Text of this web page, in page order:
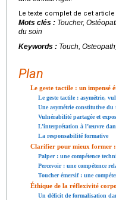
Le texte complet de cet
Mots clés : Toucher,
du soin
Keywords : Touch,
Plan
Le geste tactile : un impensé
Le geste tactile : asymétrie,
Une asymétrie constitutive du
Vulnérabilité partagée et
L’interprétation à l’œuvre
La responsabilité formative
Clarifier pour mieux former :
Palper : une compétence
Percevoir : une compétence
Toucher émersif : une
Éthique de la réflexivité
Un déficit de formalisation